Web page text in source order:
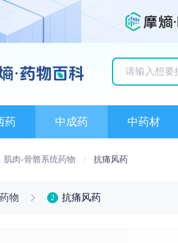
药 中成药 中药材
肌肉-骨骼系统药物 抗痛风药
物 2 抗痛风药